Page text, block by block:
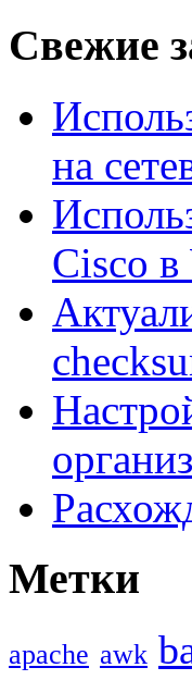
Свежие
на
Cisco
Метки
apache awk